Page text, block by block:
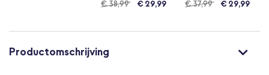
€ 38,99 € 29,99 € 37,99 € 29,99
Productomschrijving